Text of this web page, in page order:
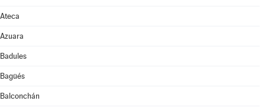
Ateca
Azuara
Badules
Bagüés
Balconchán